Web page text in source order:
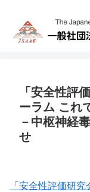
「安全性評
ーラム これ
－中枢神経
せ
「安全性評価研